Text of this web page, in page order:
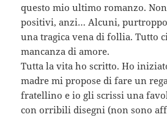
questo mio ultimo romanzo.
positivi, anzi… Alcuni,
una tragica vena di follia. Tutto
mancanza di amore.
Tutta la vita ho scritto. Ho
madre mi propose di fare un
fratellino e io gli scrissi una
con orribili disegni (non sono